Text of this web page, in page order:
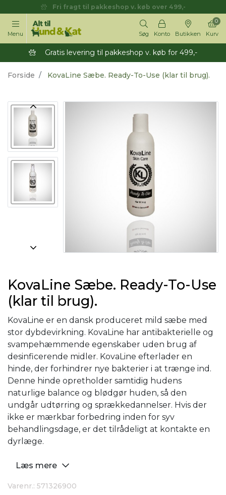
Fri fragt til pakkeshop v. køb over 499,-
Menu Søg Konto Butikken Kurv
0
Gratis levering til pakkeshop v. køb for 499,-
Forside KovaLine Sæbe. Ready-To-Use (klar til brug).
KovaLine Sæbe. Ready-To-Use
(klar til brug).
KovaLine er en dansk produceret mild sæbe med
stor dybdevirkning. KovaLine har antibakterielle og
svampehæmmende egenskaber uden brug af
desinficerende midler. KovaLine efterlader en
hinde, der forhindrer nye bakterier i at trænge ind.
Denne hinde opretholder samtidig hudens
naturlige balance og blødgør huden, så den
undgår udtørring og sprækkedannelser. Hvis der
ikke er mærkbar forbedring inden for syv
behandlingsdage, er det tilrådeligt at kontakte en
dyrlæge.
Læs mere
Varenr.: 571326900